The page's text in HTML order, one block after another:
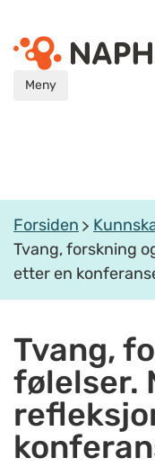
Meny
Forsiden
Tvang, forskning
etter en
Tvang,
følelser.